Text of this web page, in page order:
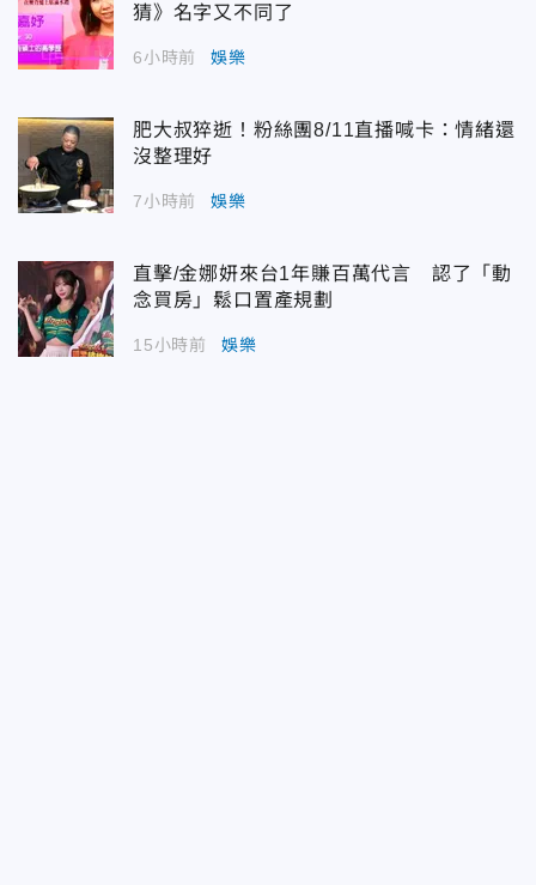
猜》名字又不同了
6小時前 娛樂
肥大叔猝逝！粉絲團8/11直播喊卡：情緒還
沒整理好
7小時前 娛樂
直擊/金娜妍來台1年賺百萬代言 認了「動
念買房」鬆口置產規劃
15小時前 娛樂